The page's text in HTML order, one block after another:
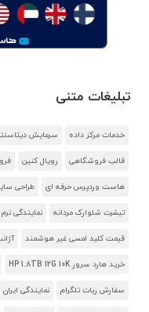
تبلیغات متنی
خدمات مرکز داده سرمایش
قالب فروشگاهی رویال کنین
هاست وردپرس حرفه ای طراحی
تیشرت شلوارک مردانه نمایندگی
قیمت کلید لمسی غیر هوشمند
خرید هارد سرور HP 1.8TB 12G 10K
سفارش ربات تلگرام نمایندگی ایران